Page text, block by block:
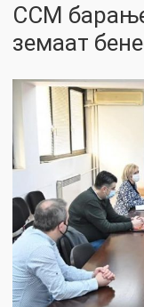
ССМ
земаат